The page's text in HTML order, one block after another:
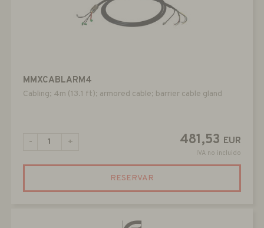
MMXCABLARM4
Cabling; 4m (13.1 ft); armored cable; barrier cable gland
481,53 EUR
IVA no incluido
- +
RESERVAR